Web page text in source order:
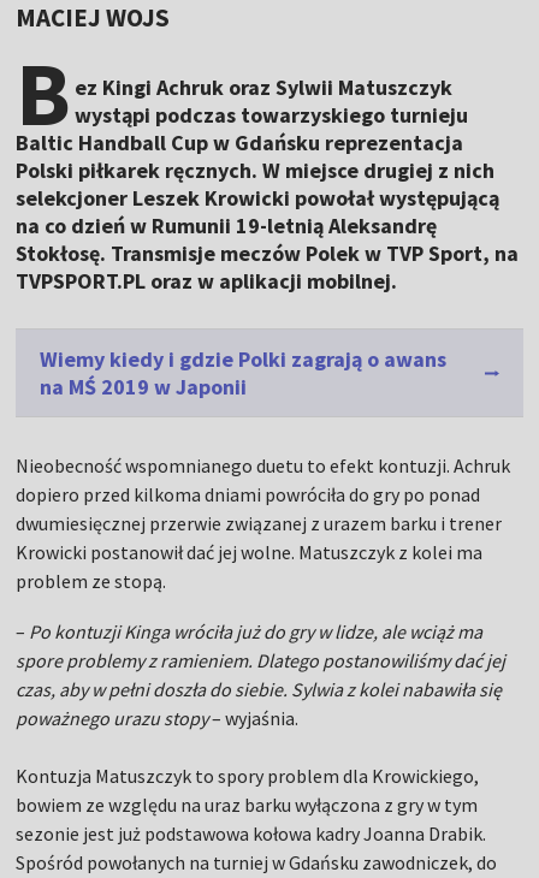
MACIEJ WOJS
B ez Kingi Achruk oraz Sylwii Matuszczyk
wystąpi podczas towarzyskiego turnieju
Baltic Handball Cup w Gdańsku reprezentacja
Polski piłkarek ręcznych. W miejsce drugiej z nich
selekcjoner Leszek Krowicki powołał występującą
na co dzień w Rumunii 19-letnią Aleksandrę
Stokłosę. Transmisje meczów Polek w TVP Sport, na
TVPSPORT.PL oraz w aplikacji mobilnej.
Wiemy kiedy i gdzie Polki zagrają o awans
na MŚ 2019 w Japonii
Nieobecność wspomnianego duetu to efekt kontuzji. Achruk
dopiero przed kilkoma dniami powróciła do gry po ponad
dwumiesięcznej przerwie związanej z urazem barku i trener
Krowicki postanowił dać jej wolne. Matuszczyk z kolei ma
problem ze stopą.
– Po kontuzji Kinga wróciła już do gry w lidze, ale wciąż ma
spore problemy z ramieniem. Dlatego postanowiliśmy dać jej
czas, aby w pełni doszła do siebie. Sylwia z kolei nabawiła się
poważnego urazu stopy– wyjaśnia.
Kontuzja Matuszczyk to spory problem dla Krowickiego,
bowiem ze względu na uraz barku wyłączona z gry w tym
sezonie jest już podstawowa kołowa kadry Joanna Drabik.
Spośród powołanych na turniej w Gdańsku zawodniczek, do